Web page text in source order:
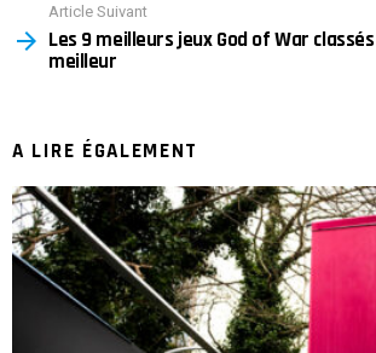
Article Suivant
Les 9 meilleurs jeux God of War
meilleur
A LIRE ÉGALEMENT